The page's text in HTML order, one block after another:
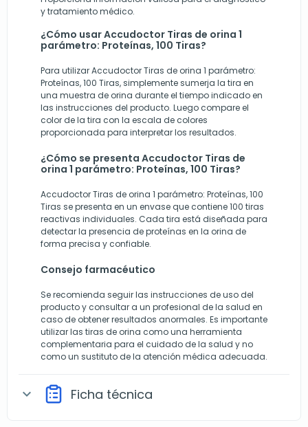
y tratamiento médico.
¿Cómo usar Accudoctor Tiras de orina 1
parámetro: Proteínas, 100 Tiras?
Para utilizar Accudoctor Tiras de orina 1 parámetro:
Proteínas, 100 Tiras, simplemente sumerja la tira en
una muestra de orina durante el tiempo indicado en
las instrucciones del producto. Luego compare el
color de la tira con la escala de colores
proporcionada para interpretar los resultados.
¿Cómo se presenta Accudoctor Tiras de
orina 1 parámetro: Proteínas, 100 Tiras?
Accudoctor Tiras de orina 1 parámetro: Proteínas, 100
Tiras se presenta en un envase que contiene 100 tiras
reactivas individuales. Cada tira está diseñada para
detectar la presencia de proteínas en la orina de
forma precisa y confiable.
Consejo farmacéutico
Se recomienda seguir las instrucciones de uso del
producto y consultar a un profesional de la salud en
caso de obtener resultados anormales. Es importante
utilizar las tiras de orina como una herramienta
complementaria para el cuidado de la salud y no
como un sustituto de la atención médica adecuada.
expand_more Ficha técnica